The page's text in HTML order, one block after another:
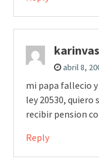
karinvas
abril 8,
mi papa fallecio
ley 20530, quiero
recibir pension
Reply